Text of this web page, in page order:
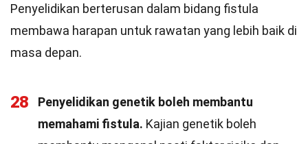
Penyelidikan berterusan dalam bidang fistula
membawa harapan untuk rawatan yang lebih baik di
masa depan.
28
Penyelidikan genetik boleh membantu
memahami fistula. Kajian genetik boleh